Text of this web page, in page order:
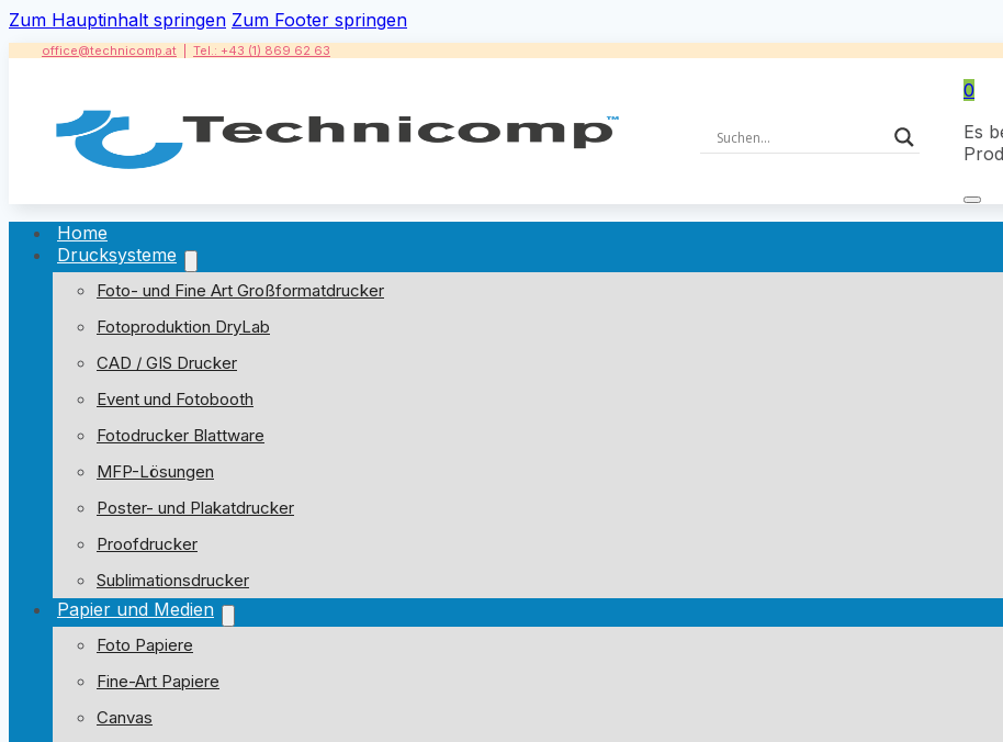
Zum Hauptinhalt springen Zum Footer springen
office@technicomp.at Tel.: +43 (1) 869 62 63
0
Es
Home
Drucksysteme
Foto- und Fine Art Großformatdrucker
Fotoproduktion DryLab
CAD / GIS Drucker
Event und Fotobooth
Fotodrucker Blattware
MFP-Lösungen
Poster- und Plakatdrucker
Proofdrucker
Sublimationsdrucker
Papier und Medien
Foto Papiere
Fine-Art Papiere
Canvas